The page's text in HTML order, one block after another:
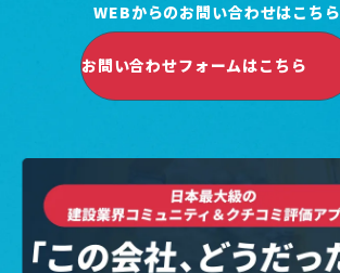
WEBからのお問い合わせはこちら
お問い合わせフォームはこちら